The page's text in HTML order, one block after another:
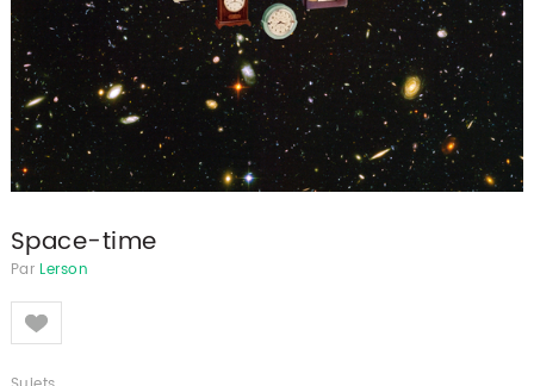
Space-time
Par Lerson
Like